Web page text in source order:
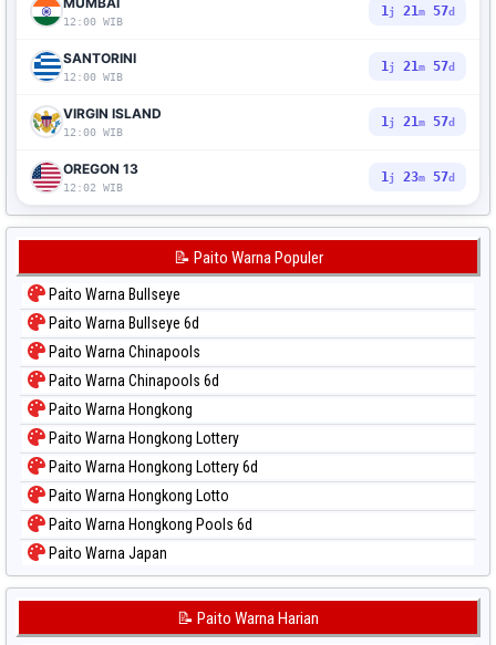
12:00 WIB
1j 21m56d
SANTORINI
12:00 WIB
1j 21m56d
VIRGIN ISLAND
12:00 WIB
1j 21m56d
OREGON 13
12:02 WIB
1j 23m56d
📝 Paito Warna Populer
Paito Warna Bullseye
Paito Warna Bullseye 6d
Paito Warna Chinapools
Paito Warna Chinapools 6d
Paito Warna Hongkong
Paito Warna Hongkong Lottery
Paito Warna Hongkong Lottery 6d
Paito Warna Hongkong Lotto
Paito Warna Hongkong Pools 6d
Paito Warna Japan
Paito Warna Japan 6d
Paito Warna Kuda Lari
📝 Paito Warna Harian